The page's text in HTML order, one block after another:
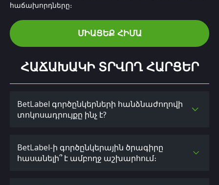
հաճախորդները։
ՄԻԱՑԵՔ ՀԻՄԱ
ՀԱՃԱԽԱԿԻ ՏՐՎՈՂ ՀԱՐՑԵՐ
BetLabel գործընկերների հանձնաժողովի
տոկոսադրույքը ինչ է?
BetLabel-ի գործընկերային ծրագիրը
հասանելի՞ է ամբողջ աշխարհում։